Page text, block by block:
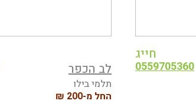
חייג
0559705360 לב הכפר
תלמי בילו
החל מ-200 ₪